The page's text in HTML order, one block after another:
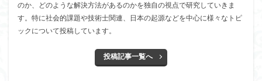
のか、どのような解決方法があるのかを独自の視点で研究していきま
す。特に社会的課題や技術士関連、日本の起源などを中心に様々なトピ
ックについて投稿しています。
投稿記事一覧へ